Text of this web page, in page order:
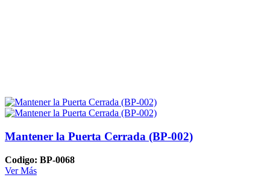
Mantener la Puerta Cerrada (BP-002)
Codigo: BP-0068
Ver Más